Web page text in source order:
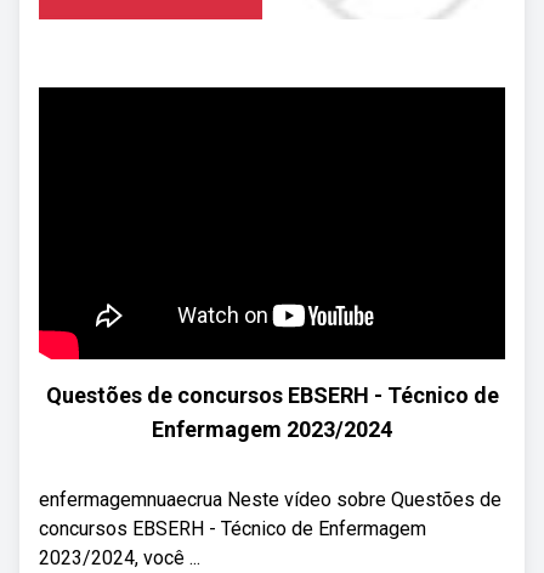
Questões de concursos EBSERH - Técnico de
Enfermagem 2023/2024
enfermagemnuaecrua Neste vídeo sobre Questões de
concursos EBSERH - Técnico de Enfermagem
2023/2024, você ...